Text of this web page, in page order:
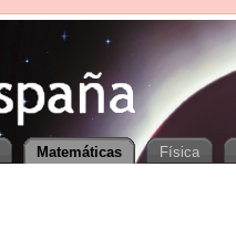
Matemáticas Física